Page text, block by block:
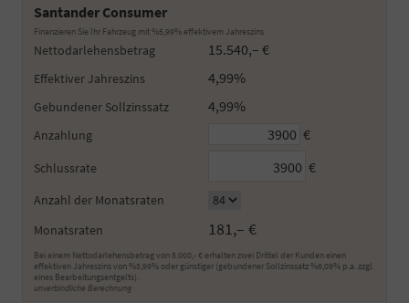
Santander Consumer
Finanzieren Sie Ihr Fahrzeug mit %5,99% effektivem Jahreszins
Nettodarlehensbetrag 15.540,– €
Effektiver Jahreszins 4,99%
Gebundener Sollzinssatz 4,99%
Anzahlung €
Schlussrate €
Anzahl der Monatsraten
Monatsraten
181,– €
Bei einem Nettodarlehensbetrag von 5.000,- € erhalten zwei Drittel der Kunden einen
effektiven Jahreszins von %5,99% oder günstiger (gebundener Sollzinssatz %6,09% p.a. zzgl.
eines Bearbeitungsentgelts).
unverbindliche Berechnung